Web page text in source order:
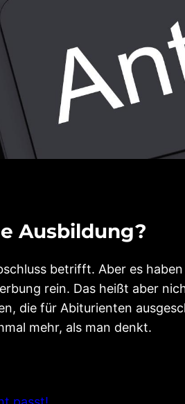
Ausbildung?
betrifft. Aber es
rein. Das heißt aber
die für Abiturienten
mehr, als man denkt.